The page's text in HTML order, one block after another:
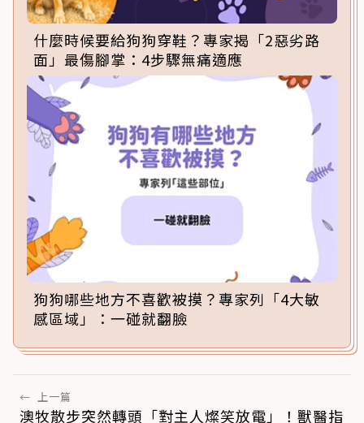
什麼時候要給狗狗穿鞋？專家揭「2惡劣路
面」最傷腳掌：4步驟無痛適應
狗狗哪些地方不喜歡被摸？專家列「4大敏
感區域」：一碰就翻臉
← 上一篇
澳牧散步突然轉頭「對主人燦笑放電」！獸醫指